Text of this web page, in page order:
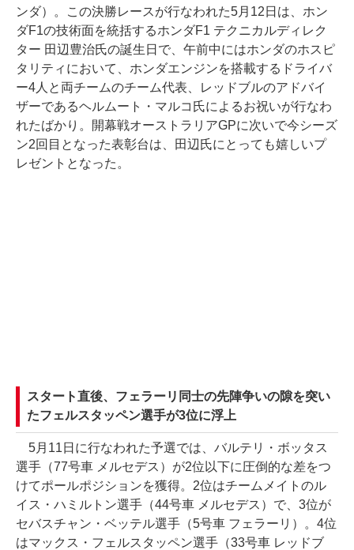
ンダ）。この決勝レースが行なわれた5月12日は、ホン
ダF1の技術面を統括するホンダF1 テクニカルディレク
ター 田辺豊治氏の誕生日で、午前中にはホンダのホスピ
タリティにおいて、ホンダエンジンを搭載するドライバ
ー4人と両チームのチーム代表、レッドブルのアドバイ
ザーであるヘルムート・マルコ氏によるお祝いが行なわ
れたばかり。開幕戦オーストラリアGPに次いで今シーズ
ン2回目となった表彰台は、田辺氏にとっても嬉しいプ
レゼントとなった。
スタート直後、フェラーリ同士の先陣争いの隙を突い
たフェルスタッペン選手が3位に浮上
5月11日に行なわれた予選では、バルテリ・ボッタス
選手（77号車 メルセデス）が2位以下に圧倒的な差をつ
けてポールポジションを獲得。2位はチームメイトのル
イス・ハミルトン選手（44号車 メルセデス）で、3位が
セバスチャン・ベッテル選手（5号車 フェラーリ）。4位
はマックス・フェルスタッペン選手（33号車 レッドブ